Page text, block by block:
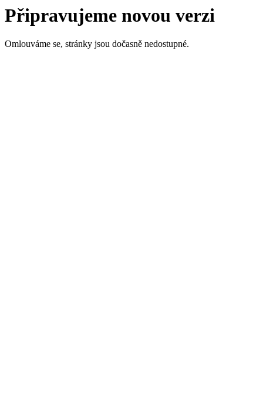
Připravujeme novou verzi
Omlouváme se, stránky jsou dočasně nedostupné.